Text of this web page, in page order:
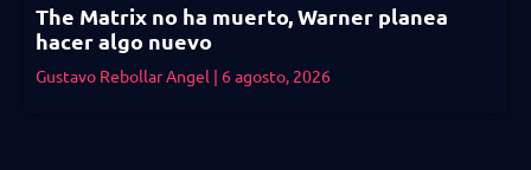
The Matrix no ha muerto, Warner planea
hacer algo nuevo
Gustavo Rebollar Angel 6 agosto, 2026